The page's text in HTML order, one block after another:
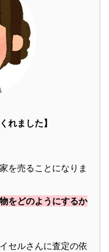
れました】
を売ることになりま
をどのようにするか
セルさんに査定の依